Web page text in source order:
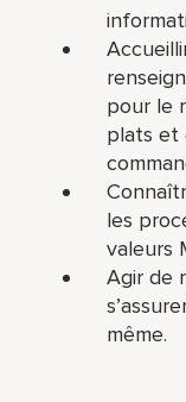
pour le
plats et
les
valeurs
Agir de
même.